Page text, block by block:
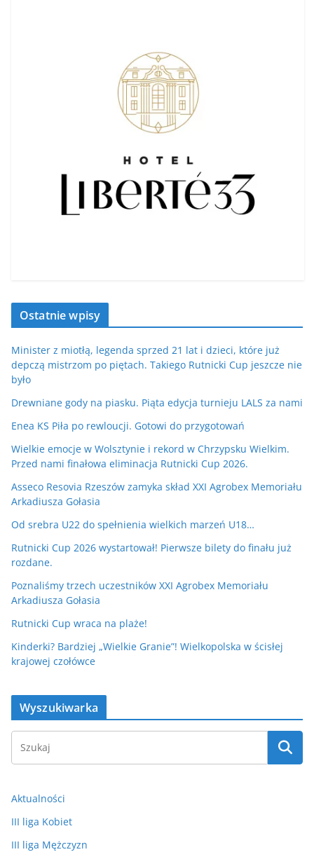
Ostatnie wpisy
Minister z miotłą, legenda sprzed 21 lat i dzieci, które już
depczą mistrzom po piętach. Takiego Rutnicki Cup jeszcze nie
było
Drewniane gody na piasku. Piąta edycja turnieju LALS za nami
Enea KS Piła po rewloucji. Gotowi do przygotowań
Wielkie emocje w Wolsztynie i rekord w Chrzypsku Wielkim.
Przed nami finałowa eliminacja Rutnicki Cup 2026.
Asseco Resovia Rzeszów zamyka skład XXI Agrobex Memoriału
Arkadiusza Gołasia
Od srebra U22 do spełnienia wielkich marzeń U18…
Rutnicki Cup 2026 wystartował! Pierwsze bilety do finału już
rozdane.
Poznaliśmy trzech uczestników XXI Agrobex Memoriału
Arkadiusza Gołasia
Rutnicki Cup wraca na plaże!
Kinderki? Bardziej „Wielkie Granie”! Wielkopolska w ścisłej
krajowej czołówce
Wyszukiwarka
Aktualności
III liga Kobiet
III liga Mężczyzn